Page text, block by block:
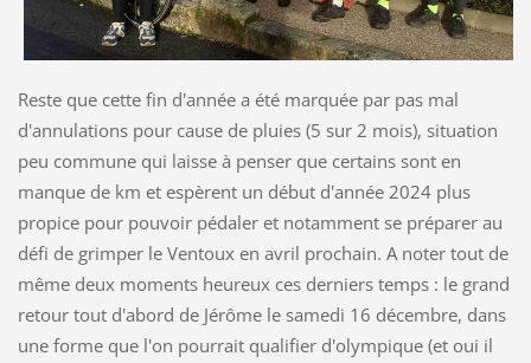
Reste que cette fin d'année a été marquée par pas mal
d'annulations pour cause de pluies (5 sur 2 mois), situation
peu commune qui laisse à penser que certains sont en
manque de km et espèrent un début d'année 2024 plus
propice pour pouvoir pédaler et notamment se préparer au
défi de grimper le Ventoux en avril prochain. A noter tout de
même deux moments heureux ces derniers temps : le grand
retour tout d'abord de Jérôme le samedi 16 décembre, dans
une forme que l'on pourrait qualifier d'olympique (et oui il